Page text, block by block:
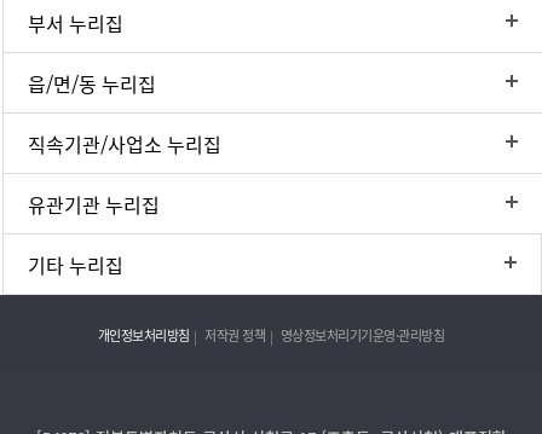
부서 누리집
읍/면/동 누리집
직속기관/사업소 누리집
유관기관 누리집
기타 누리집
개인정보처리방침 저작권 정책 영상정보처리기기운영·관리방침